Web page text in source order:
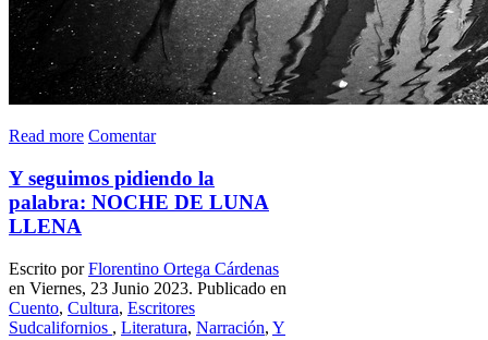
Read more Comentar
Y seguimos pidiendo la
palabra: NOCHE DE LUNA
LLENA
Escrito porFlorentino Ortega Cárdenas
en Viernes, 23 Junio 2023. Publicado en
Cuento, Cultura, Escritores
Sudcalifornios , Literatura, Narración, Y